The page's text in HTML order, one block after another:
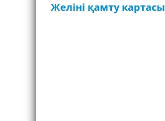
Желіні қамту картасы